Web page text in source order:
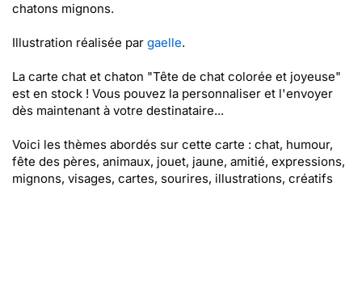
chatons mignons.
Illustration réalisée par gaelle.
La carte chat et chaton "Tête de chat colorée et joyeuse"
est en stock ! Vous pouvez la personnaliser et l'envoyer
dès maintenant à votre destinataire...
Voici les thèmes abordés sur cette carte : chat, humour,
fête des pères, animaux, jouet, jaune, amitié, expressions,
mignons, visages, cartes, sourires, illustrations, créatifs